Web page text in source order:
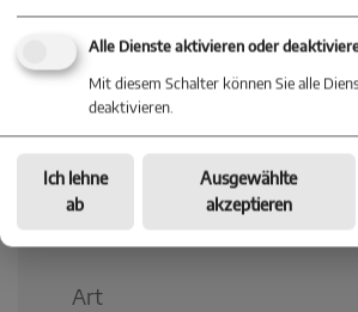
Energieausweis
Art
Alle Dienste aktivieren oder
Mit diesem Schalter können Sie alle
deaktivieren.
Ich lehne
ab
Ausgewählte
akzeptieren